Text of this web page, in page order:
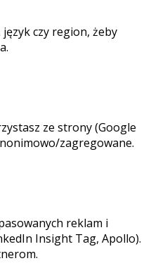
czy region, żeby
ze strony (Google
zagregowane.
reklam i
Insight Tag, Apollo).